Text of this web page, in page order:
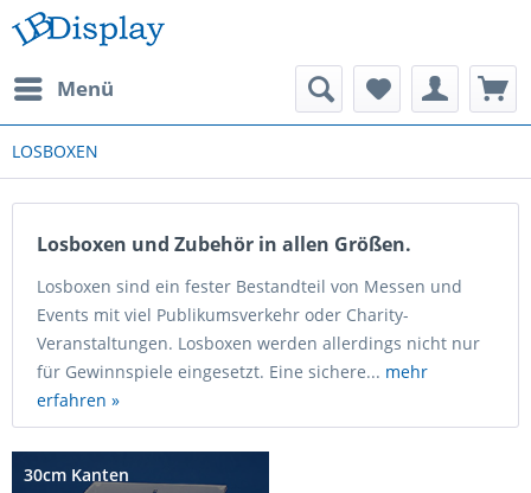
Menü
LOSBOXEN
Losboxen und Zubehör in allen Größen.
Losboxen sind ein fester Bestandteil von Messen und
Events mit viel Publikumsverkehr oder Charity-
Veranstaltungen. Losboxen werden allerdings nicht nur
für Gewinnspiele eingesetzt. Eine sichere... mehr
erfahren »
30cm Kanten